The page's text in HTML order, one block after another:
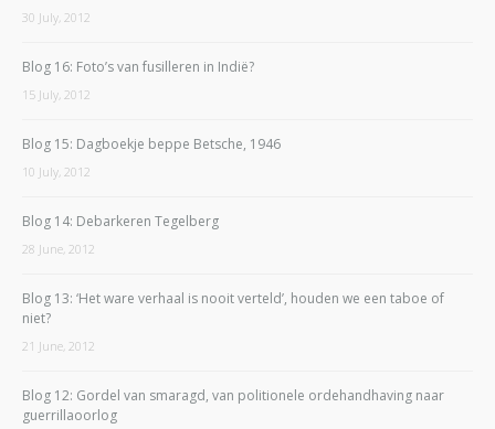
30 July, 2012
Blog 16: Foto’s van fusilleren in Indië?
15 July, 2012
Blog 15: Dagboekje beppe Betsche, 1946
10 July, 2012
Blog 14: Debarkeren Tegelberg
28 June, 2012
Blog 13: ‘Het ware verhaal is nooit verteld’, houden we een taboe of
niet?
21 June, 2012
Blog 12: Gordel van smaragd, van politionele ordehandhaving naar
guerrillaoorlog